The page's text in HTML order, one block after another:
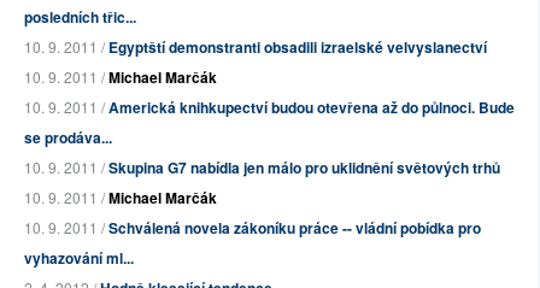
posledních třic...
10. 9. 2011 /Egyptští demonstranti obsadili izraelské velvyslanectví
10. 9. 2011 /Michael Marčák
10. 9. 2011 /Americká knihkupectví budou otevřena až do půlnoci. Bude
se prodáva...
10. 9. 2011 /Skupina G7 nabídla jen málo pro uklidnění světových trhů
10. 9. 2011 /Michael Marčák
10. 9. 2011 /Schválená novela zákoníku práce -- vládní pobídka pro
vyhazování ml...